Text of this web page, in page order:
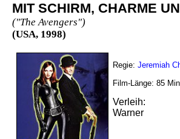
MIT SCHIRM, CHARME
("The Avengers")
(USA, 1998)
Regie: Jeremiah
Film-Länge: 85
Verleih:
Warner